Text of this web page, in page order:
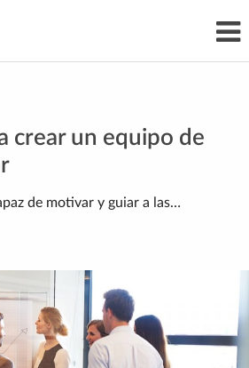
GUIDE
crear un equipo de
de motivar y guiar a las…